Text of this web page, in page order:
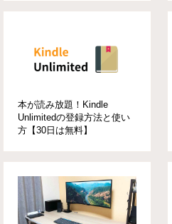
本が読み放題！Kindle
Unlimitedの登録方法と使い
方【30日は無料】